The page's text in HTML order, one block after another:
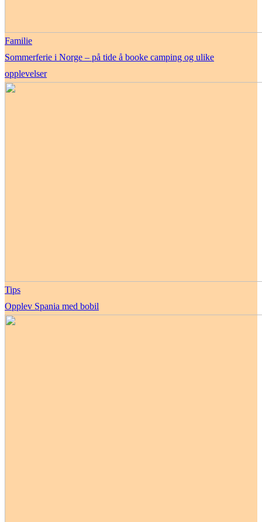
Familie
Sommerferie i Norge – på tide å booke camping og ulike
opplevelser
Tips
Opplev Spania med bobil